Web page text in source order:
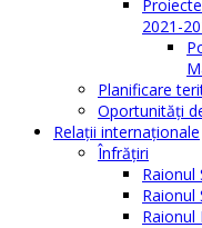
2021-
Planificare
Oportunităţi
Relaţii internaţionale
Înfrăţiri
Raionul
Raionul
Raionul